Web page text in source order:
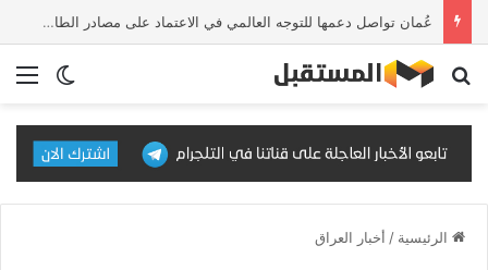
عُمان تواصل دعمها للتوجه العالمي في الاعتماد على مصادر الطاقة النظيفة والمتجددة
الوضع بحث عن
الرئيسية / أخبار العراق